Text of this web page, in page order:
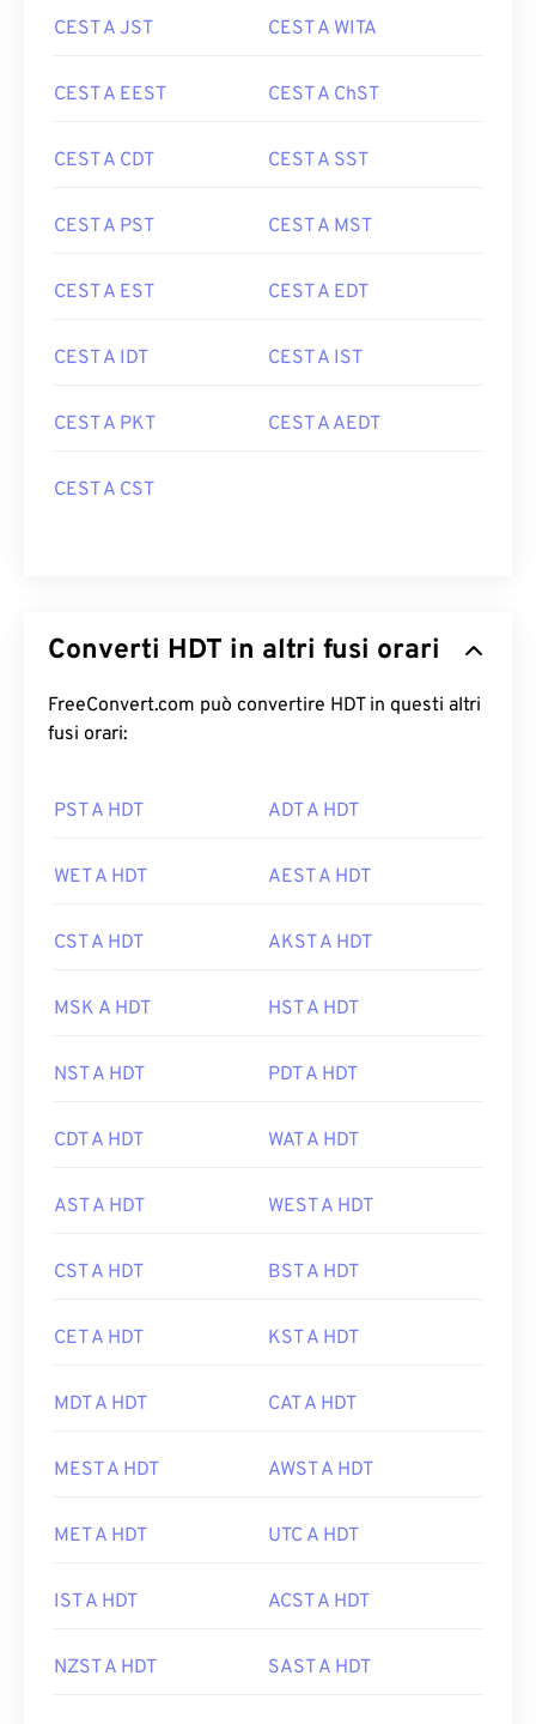
CEST A JST CEST A WITA
CEST A EEST CEST A ChST
CEST A CDT CEST A SST
CEST A PST CEST A MST
CEST A EST CEST A EDT
CEST A IDT CEST A IST
CEST A PKT CEST A AEDT
CEST A CST
Converti HDT in altri fusi orari
FreeConvert.com può convertire HDT in questi altri
fusi orari:
PST A HDT ADT A HDT
WET A HDT AEST A HDT
CST A HDT AKST A HDT
MSK A HDT HST A HDT
NST A HDT PDT A HDT
CDT A HDT WAT A HDT
AST A HDT WEST A HDT
CST A HDT BST A HDT
CET A HDT KST A HDT
MDT A HDT CAT A HDT
MEST A HDT AWST A HDT
MET A HDT UTC A HDT
IST A HDT ACST A HDT
NZST A HDT SAST A HDT